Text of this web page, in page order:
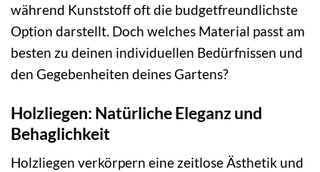
während Kunststoff oft die budgetfreundlichste
Option darstellt. Doch welches Material passt am
besten zu deinen individuellen Bedürfnissen und
den Gegebenheiten deines Gartens?
Holzliegen: Natürliche Eleganz und
Behaglichkeit
Holzliegen verkörpern eine zeitlose Ästhetik und